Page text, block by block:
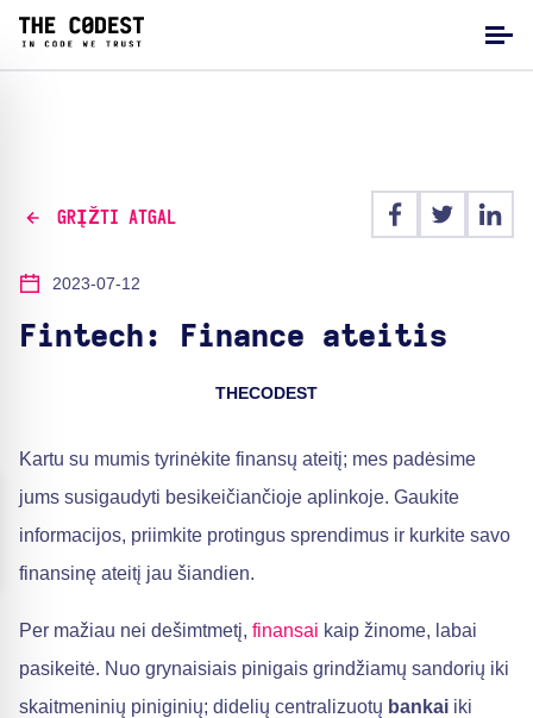
GRĮŽTI ATGAL
2023-07-12
Fintech: Finance ateitis
THECODEST
Kartu su mumis tyrinėkite finansų ateitį; mes padėsime
jums susigaudyti besikeičiančioje aplinkoje. Gaukite
informacijos, priimkite protingus sprendimus ir kurkite savo
finansinę ateitį jau šiandien.
Per mažiau nei dešimtmetį, finansai kaip žinome, labai
pasikeitė. Nuo grynaisiais pinigais grindžiamų sandorių iki
skaitmeninių piniginių; didelių centralizuotų bankai iki